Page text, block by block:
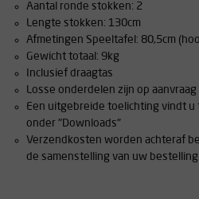
Aantal ronde stokken: 2
Lengte stokken: 130cm
Afmetingen Speeltafel: 80,5cm
Gewicht totaal: 9kg
Inclusief draagtas
Losse onderdelen zijn op
Een uitgebreide toelichting vindt u
onder "Downloads"
Verzendkosten worden achteraf
de samenstelling van uw bestelling.